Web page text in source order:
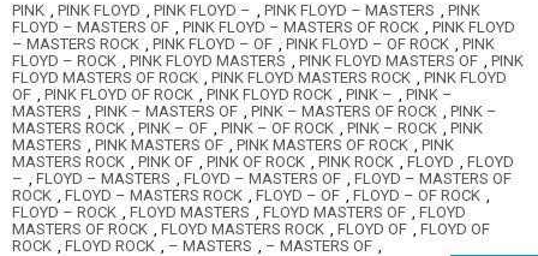
PINK , PINK FLOYD , PINK FLOYD – , PINK FLOYD – MASTERS , PINK
FLOYD – MASTERS OF , PINK FLOYD – MASTERS OF ROCK , PINK FLOYD
– MASTERS ROCK , PINK FLOYD – OF , PINK FLOYD – OF ROCK , PINK
FLOYD – ROCK , PINK FLOYD MASTERS , PINK FLOYD MASTERS OF , PINK
FLOYD MASTERS OF ROCK , PINK FLOYD MASTERS ROCK , PINK FLOYD
OF , PINK FLOYD OF ROCK , PINK FLOYD ROCK , PINK – , PINK –
MASTERS , PINK – MASTERS OF , PINK – MASTERS OF ROCK , PINK –
MASTERS ROCK , PINK – OF , PINK – OF ROCK , PINK – ROCK , PINK
MASTERS , PINK MASTERS OF , PINK MASTERS OF ROCK , PINK
MASTERS ROCK , PINK OF , PINK OF ROCK , PINK ROCK , FLOYD , FLOYD
– , FLOYD – MASTERS , FLOYD – MASTERS OF , FLOYD – MASTERS OF
ROCK , FLOYD – MASTERS ROCK , FLOYD – OF , FLOYD – OF ROCK ,
FLOYD – ROCK , FLOYD MASTERS , FLOYD MASTERS OF , FLOYD
MASTERS OF ROCK , FLOYD MASTERS ROCK , FLOYD OF , FLOYD OF
ROCK , FLOYD ROCK , – MASTERS , – MASTERS OF ,